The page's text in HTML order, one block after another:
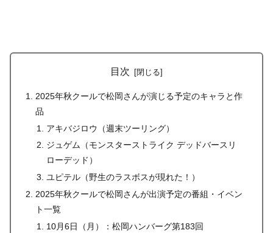
目次
2025年秋クールで松岡さんが演じる予定のキャラと作
品
アキバジロウ（週末ツーリング）
ジュゲム（モンスターストライク デッドバースリ
ローデッド）
ユピテル（野生のラスボスが現れた！）
2025年秋クールで松岡さんが出演予定の番組・イベン
ト一覧
10月6日（月）：松岡ハンバーグ第183回